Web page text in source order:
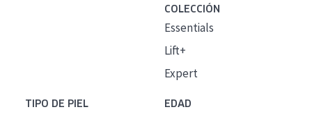
COLECCIÓN
Essentials
Lift+
Expert
TIPO DE PIEL EDAD